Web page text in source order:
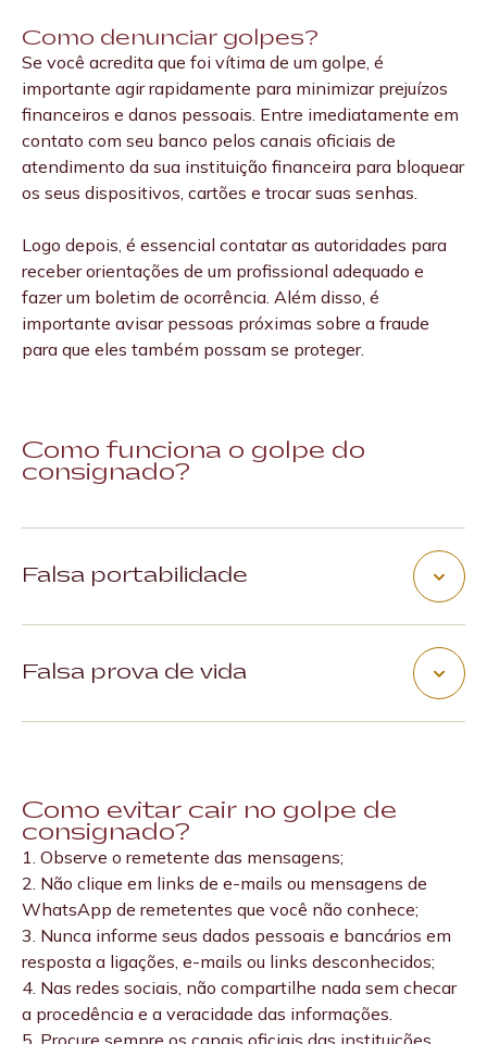
apareçam para você, fazendo da sua navegação na
internet um espaço mais seguro.
Como denunciar golpes?
Se você acredita que foi vítima de um golpe, é
importante agir rapidamente para minimizar prejuízos
financeiros e danos pessoais. Entre imediatamente em
contato com seu banco pelos canais oficiais de
atendimento da sua instituição financeira para bloquear
os seus dispositivos, cartões e trocar suas senhas.
Logo depois, é essencial contatar as autoridades para
receber orientações de um profissional adequado e
fazer um boletim de ocorrência. Além disso, é
importante avisar pessoas próximas sobre a fraude
para que eles também possam se proteger.
Como funciona o golpe do
consignado?
Falsa portabilidade
contratou um empréstimo consignado e se oferece para
O perigo está aí: o pagamento da portabilidade do
consignado é feito diretamente entre as instituições
financeiras. Não passa, portanto, por pagamentos em
contas correntes.
Falsa prova de vida
Em seguida, pedem uma série de informações pessoais
dessa pessoa.
Com essas informações, os golpistas conseguem
contratar um empréstimo consignado em nome da
vítima.
Como evitar cair no golpe de
consignado?
1. Observe o remetente das mensagens;
2. Não clique em links de e-mails ou mensagens de
WhatsApp de remetentes que você não conhece;
3. Nunca informe seus dados pessoais e bancários em
resposta a ligações, e-mails ou links desconhecidos;
4. Nas redes sociais, não compartilhe nada sem checar
a procedência e a veracidade das informações.
5. Procure sempre os canais oficiais das instituições